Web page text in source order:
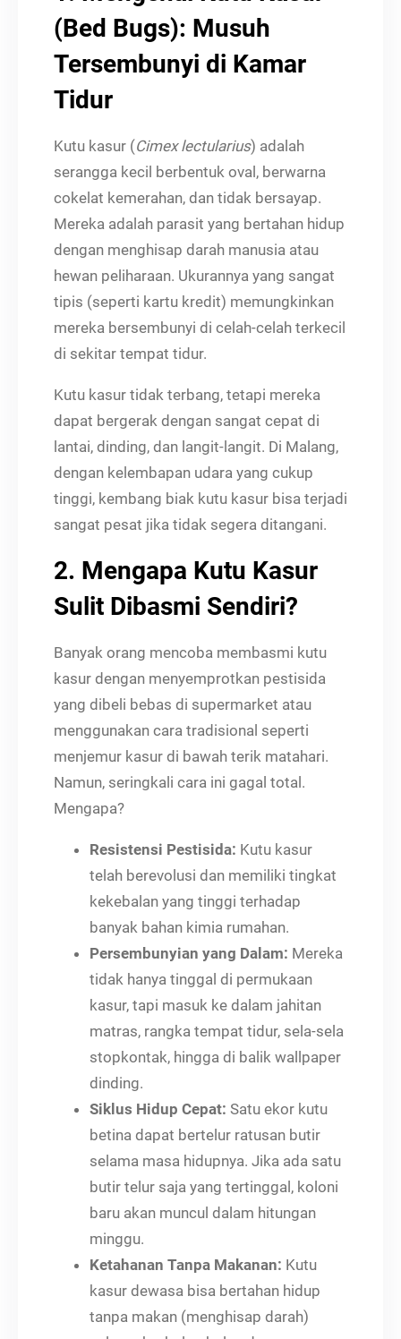
(Bed Bugs): Musuh
Tersembunyi di Kamar
Tidur
Kutu kasur (Cimex lectularius) adalah
serangga kecil berbentuk oval, berwarna
cokelat kemerahan, dan tidak bersayap.
Mereka adalah parasit yang bertahan hidup
dengan menghisap darah manusia atau
hewan peliharaan. Ukurannya yang sangat
tipis (seperti kartu kredit) memungkinkan
mereka bersembunyi di celah-celah terkecil
di sekitar tempat tidur.
Kutu kasur tidak terbang, tetapi mereka
dapat bergerak dengan sangat cepat di
lantai, dinding, dan langit-langit. Di Malang,
dengan kelembapan udara yang cukup
tinggi, kembang biak kutu kasur bisa terjadi
sangat pesat jika tidak segera ditangani.
2. Mengapa Kutu Kasur
Sulit Dibasmi Sendiri?
Banyak orang mencoba membasmi kutu
kasur dengan menyemprotkan pestisida
yang dibeli bebas di supermarket atau
menggunakan cara tradisional seperti
menjemur kasur di bawah terik matahari.
Namun, seringkali cara ini gagal total.
Mengapa?
Resistensi Pestisida: Kutu kasur
telah berevolusi dan memiliki tingkat
kekebalan yang tinggi terhadap
banyak bahan kimia rumahan.
Persembunyian yang Dalam: Mereka
tidak hanya tinggal di permukaan
kasur, tapi masuk ke dalam jahitan
matras, rangka tempat tidur, sela-sela
stopkontak, hingga di balik wallpaper
dinding.
Siklus Hidup Cepat: Satu ekor kutu
betina dapat bertelur ratusan butir
selama masa hidupnya. Jika ada satu
butir telur saja yang tertinggal, koloni
baru akan muncul dalam hitungan
minggu.
Ketahanan Tanpa Makanan: Kutu
kasur dewasa bisa bertahan hidup
tanpa makan (menghisap darah)